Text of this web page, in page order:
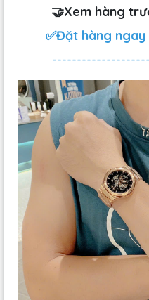
🤝Xem hàng
✅Đặt hàng